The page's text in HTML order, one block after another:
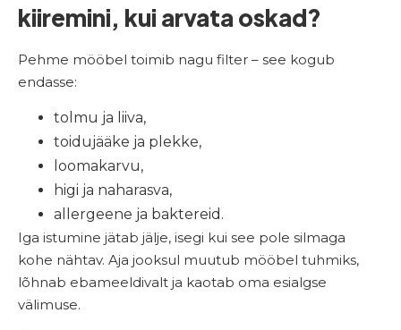
kiiremini, kui arvata oskad?
Pehme mööbel toimib nagu filter – see kogub
endasse:
tolmu ja liiva,
toidujääke ja plekke,
loomakarvu,
higi ja naharasva,
allergeene ja baktereid.
Iga istumine jätab jälje, isegi kui see pole silmaga
kohe nähtav. Aja jooksul muutub mööbel tuhmiks,
lõhnab ebameeldivalt ja kaotab oma esialgse
välimuse.